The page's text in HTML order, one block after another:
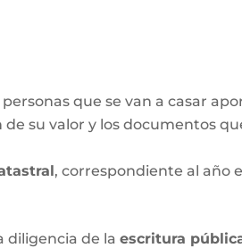
personas que se van a casar
de su valor y los documentos
, correspondiente al año
diligencia de laescritura